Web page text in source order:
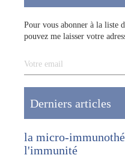
Pour vous abonner à la liste
pouvez me laisser votre
Votre email
Derniers articles
la micro-
l'immunité